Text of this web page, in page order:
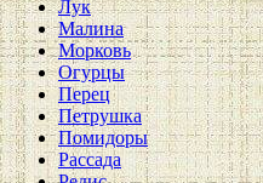
Лук
Малина
Морковь
Огурцы
Перец
Петрушка
Помидоры
Рассада